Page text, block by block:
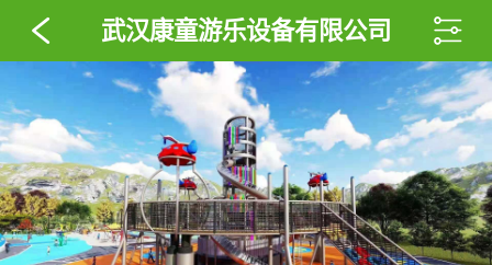
武汉康童游乐设备有限公司